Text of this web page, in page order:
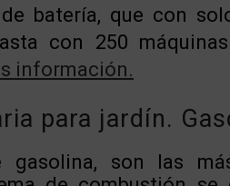
batería, que con
con 250
información.
para jardín.
gasolina, son las